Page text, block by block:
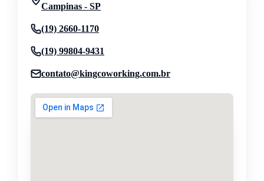
Campinas - SP
(19) 2660-1170
(19) 99804-9431
contato@kingcoworking.com.br